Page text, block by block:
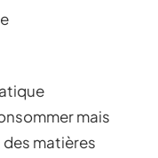
mais
matières